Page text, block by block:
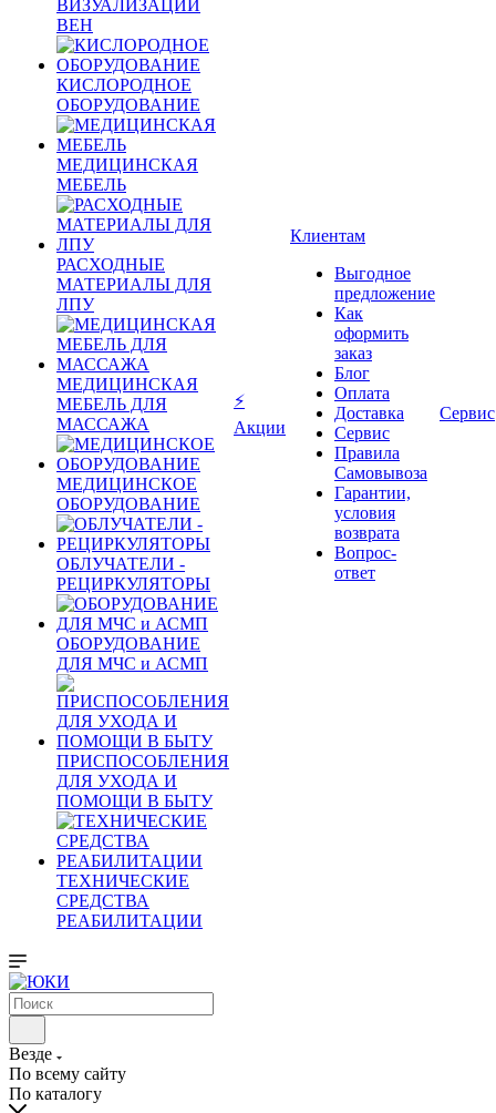
ВИЗУАЛИЗАЦИИ
ВЕН
КИСЛОРОДНОЕ
ОБОРУДОВАНИЕ
МЕДИЦИНСКАЯ
МЕБЕЛЬ
РАСХОДНЫЕ
МАТЕРИАЛЫ ДЛЯ
ЛПУ
МЕДИЦИНСКАЯ
МЕБЕЛЬ ДЛЯ
МАССАЖА
МЕДИЦИНСКОЕ
ОБОРУДОВАНИЕ
ОБЛУЧАТЕЛИ -
РЕЦИРКУЛЯТОРЫ
ОБОРУДОВАНИЕ
ДЛЯ МЧС и АСМП
ПРИСПОСОБЛЕНИЯ
ДЛЯ УХОДА И
ПОМОЩИ В БЫТУ
ТЕХНИЧЕСКИЕ
СРЕДСТВА
РЕАБИЛИТАЦИИ
⚡
Акции
Клиентам
Выгодное
предложение
Как
оформить
заказ
Блог
Оплата
Доставка
Сервис
Правила
Самовывоза
Гарантии,
условия
возврата
Вопрос-
ответ
Сервис
Везде
По всему сайту
По каталогу